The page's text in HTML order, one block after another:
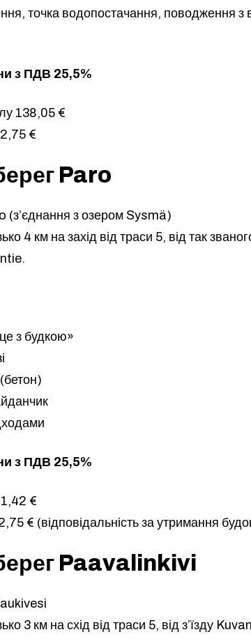
точка водопостачання, поводження з
з ПДВ 25,5%
138,05 €
€
Paro
(з’єднання з озером Sysmä)
4 км на захід від траси 5, від так
з будкою»
з ПДВ 25,5%
€
€ (відповідальність за утримання
Paavalinkivi
3 км на схід від траси 5, від з’їзду